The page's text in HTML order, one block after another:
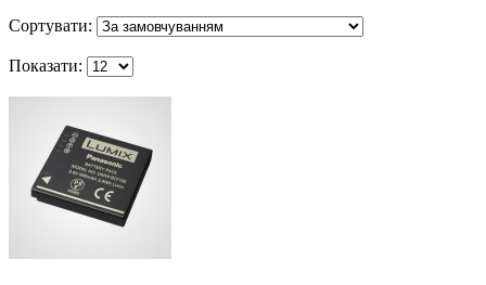
Сортувати:
Показати: